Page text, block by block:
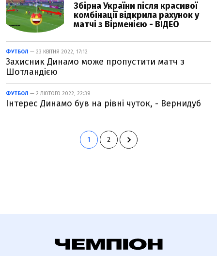
Збірна України після красивої
комбінації відкрила рахунок у
матчі з Вірменією - ВІДЕО
ФУТБОЛ — 23 КВІТНЯ 2022, 17:12
Захисник Динамо може пропустити матч з
Шотландією
ФУТБОЛ — 2 ЛЮТОГО 2022, 22:39
Інтерес Динамо був на рівні чуток, - Вернидуб
1 2